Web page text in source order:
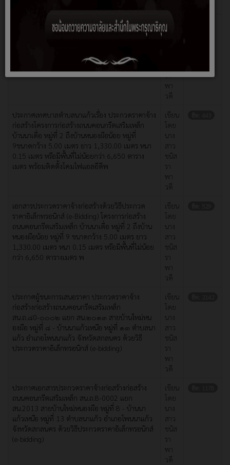
ประกาศผู้ชนะโครงการประกวดราคาจ้างก่อสร้าง
โครงการก่อสร้างถนนคอนกรีตเสริมเหล็กพร้อมติอตั้ง
เขียน
โดย
รา
พา
วดี
ประกาศเทศบาลตำบลนาแก้วเรื่อง ประกวดราคาจ้าง
ก่อสร้างโครงการก่อสร้างถนนคอนกรีตเสริมเหล็ก
บ้านนาเดื่อ หมู่ที่ 2 ถึงบ้านหนองผือน้อย หมู่ที่
9ขนาดกว้าง 5.00 เมตร ยาว 1,330.00 เมตร หนา
0.15 เมตร หรือมีพื้นที่ไม่น้อยกว่า 6,650 ตาราง
เมตร พร้อมติดตั้งโคมไฟแอลอีดีพ
เขียน
โดย
นาง
สาว
ชนิส
รา
พา
วดี
เอกสารประกวดราคาจ้างก่อสร้างด้วยวิธีประกวด
ราคาอิเล็กทรอนิกส์ (e-Bidding) โครงการก่อสร้าง
ถนนคอนกรีตเสริมเหล็ก บ้านนาเดื่อ หมู่ที่ 2 ถึงบ้าน
หนองผือน้อย หมู่ที่ 9 ขนาดกว้าง 5.00 เมตร ยาว
1,330.00 เมตร หนา 0.15 เมตร หรือมีพื้นที่ไม่น้อย
กว่า 6,650 ตารางเมตร พ
เขียน
โดย
นาง
สาว
ชนิส
รา
พา
วดี
ประกาศผู้ชนะการเสนอราคา ประกวดราคาจ้าง
ก่อสร้างก่อสร้างถนนคอนกรีตเสริมเหล็ก
สน.ถ.๘0-๐๐๐๒ แยก สน.๒๐๑๓ สายบ้านใหม่หน
องผือ หมู่ที่ ๘ - บ้านนาแก้วเหนือ หมู่ที่ ๑๓ ตำบลนา
แก้ว อำเภอโพนนาแก้ว จังหวัดสกลนคร ด้วยวิธี
ประกวดราคาอิเล็กทรอนิกส์ (e-bidding)
เขียน
โดย
นาง
สาว
ชนิส
รา
พา
วดี
ประกาศเอกสารประกวดราคาจ้างก่อสร้างก่อสร้าง
ถนนคอนกรีตเสริมเหล็ก สน.ถ.8-0002 แยก
สน.2013 สายบ้านใหม่หนองผือ หมู่ที่ 8 - บ้านนา
แก้วเหนือ หมู่ที่ 13 ตำบลนาแก้ว อำเภอโพนนาแก้ว
จังหวัดสกลนคร ด้วยวิธีประกวดราคาอิเล็กทรอนิกส์
(e-bidding)
เขียน
โดย
นาง
สาว
ชนิส
รา
พา
วดี